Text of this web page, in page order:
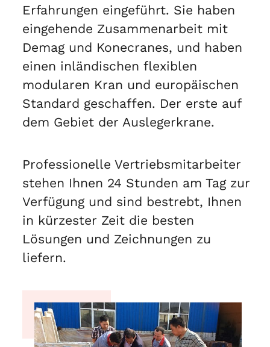
Erfahrungen eingeführt. Sie haben
eingehende Zusammenarbeit mit
Demag und Konecranes, und haben
einen inländischen flexiblen
modularen Kran und europäischen
Standard geschaffen. Der erste auf
dem Gebiet der Auslegerkrane.
Professionelle Vertriebsmitarbeiter
stehen Ihnen 24 Stunden am Tag zur
Verfügung und sind bestrebt, Ihnen
in kürzester Zeit die besten
Lösungen und Zeichnungen zu
liefern.